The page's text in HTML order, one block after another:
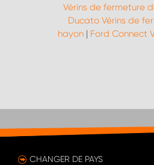
Vérins de fermeture
Ducato Vérins de
hayon | Ford Connect
CHANGER DE PAYS